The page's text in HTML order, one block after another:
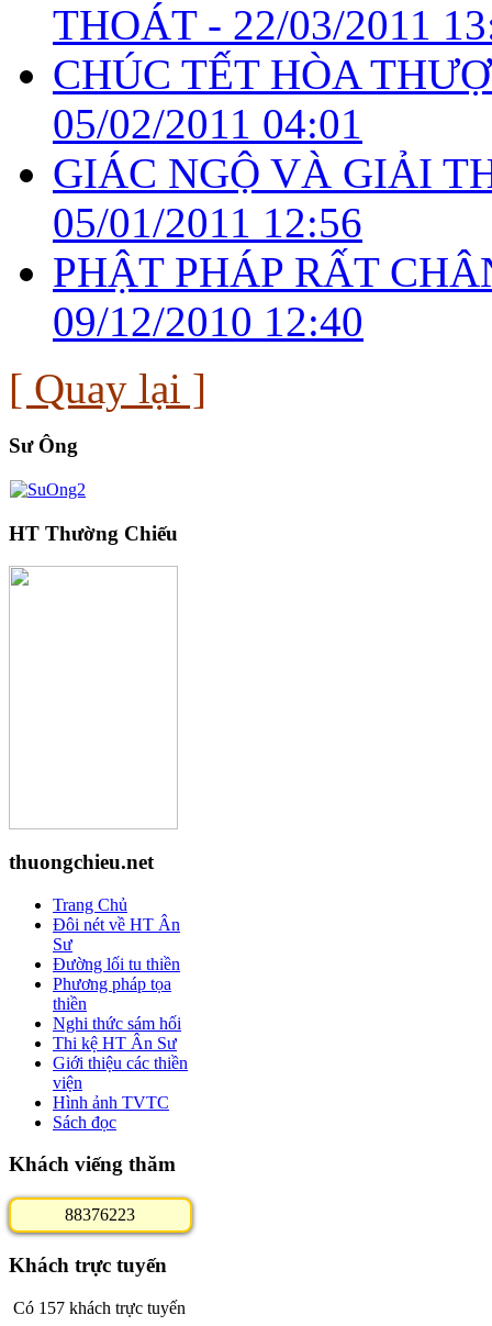
THOÁT - 22/03/2011
CHÚC TẾT HÒA
05/02/2011 04:01
GIÁC NGỘ VÀ GIẢI
05/01/2011 12:56
PHẬT PHÁP RẤT
09/12/2010 12:40
[ Quay lại ]
Sư Ông
HT Thường Chiếu
thuongchieu.net
Trang Chủ
Đôi nét về HT Ân
Sư
Đường lối tu thiền
Phương pháp tọa
thiền
Nghi thức sám hối
Thi kệ HT Ân Sư
Giới thiệu các thiền
viện
Hình ảnh TVTC
Sách đọc
Khách viếng thăm
88376223
Khách trực tuyến
Có 157 khách trực tuyến